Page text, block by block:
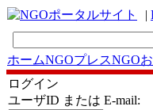
|
ホームNGOプレスNGO
ログイン
ユーザID または E-mail: